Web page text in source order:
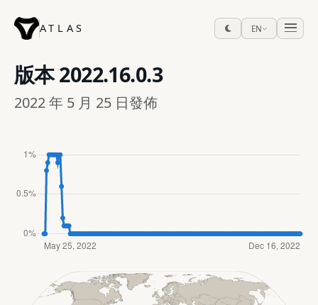
ATLAS EN
版本2022.16.0.3
2022 年 5 月 25 日發佈